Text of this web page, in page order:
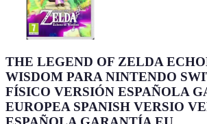
THE LEGEND OF ZELDA
WISDOM PARA NINTENDO
FÍSICO VERSIÓN ESPAÑOLA
EUROPEA SPANISH VERSIO